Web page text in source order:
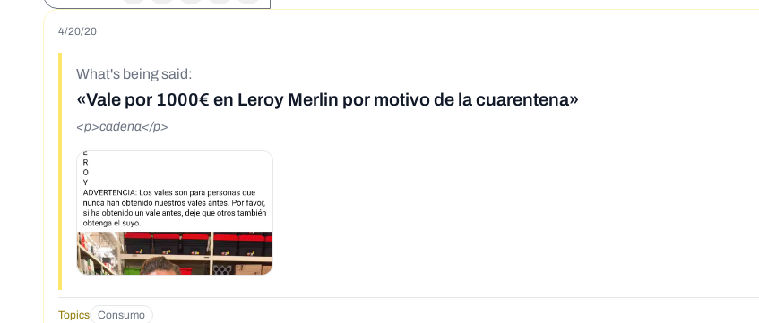
4/20/20
What's being said:
«Vale por 1000€ en Leroy Merlin por motivo de la cuarentena»
<p>cadena</p>
Topics Consumo